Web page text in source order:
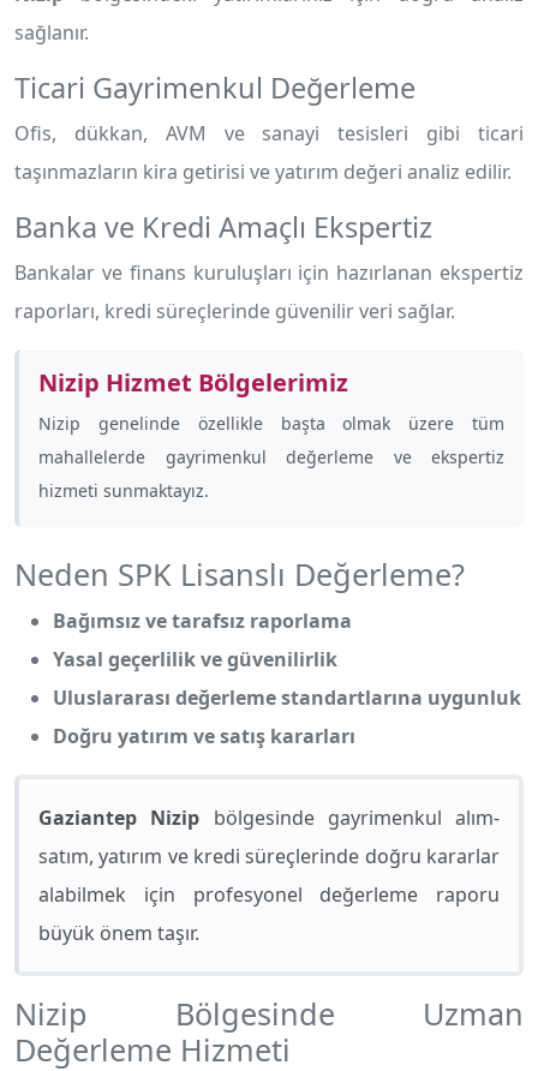
sağlanır.
Ticari Gayrimenkul Değerleme
Ofis, dükkan, AVM ve sanayi tesisleri gibi ticari
taşınmazların kira getirisi ve yatırım değeri analiz edilir.
Banka ve Kredi Amaçlı Ekspertiz
Bankalar ve finans kuruluşları için hazırlanan ekspertiz
raporları, kredi süreçlerinde güvenilir veri sağlar.
Nizip Hizmet Bölgelerimiz
Nizip genelinde özellikle başta olmak üzere tüm
mahallelerde gayrimenkul değerleme ve ekspertiz
hizmeti sunmaktayız.
Neden SPK Lisanslı Değerleme?
Bağımsız ve tarafsız raporlama
Yasal geçerlilik ve güvenilirlik
Uluslararası değerleme standartlarına uygunluk
Doğru yatırım ve satış kararları
Gaziantep Nizip bölgesinde gayrimenkul alım-
satım, yatırım ve kredi süreçlerinde doğru kararlar
alabilmek için profesyonel değerleme raporu
büyük önem taşır.
Nizip Bölgesinde Uzman
Değerleme Hizmeti